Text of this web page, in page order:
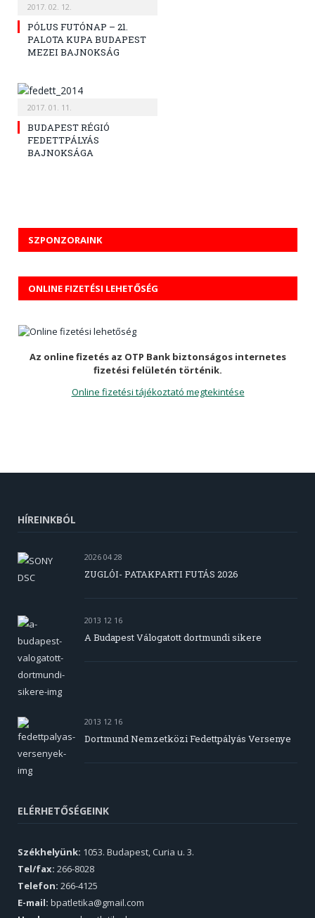
2017. 02. 12.
PÓLUS FUTÓNAP – 21.
PALOTA KUPA BUDAPEST
MEZEI BAJNOKSÁG
2017. 01. 11.
BUDAPEST RÉGIÓ
FEDETTPÁLYÁS
BAJNOKSÁGA
SZPONZORAINK
ONLINE FIZETÉSI LEHETŐSÉG
Az online fizetés az OTP Bank biztonságos internetes
fizetési felületén történik.
Online fizetési tájékoztató megtekintése
HÍREINKBÓL
2026 04 28
ZUGLÓI- PATAKPARTI FUTÁS 2026
2013 12 16
A Budapest Válogatott dortmundi sikere
2013 12 16
Dortmund Nemzetközi Fedettpályás Versenye
ELÉRHETŐSÉGEINK
Székhelyünk: 1053. Budapest, Curia u. 3.
Tel/fax: 266-8028
Telefon: 266-4125
E-mail: bpatletika@gmail.com